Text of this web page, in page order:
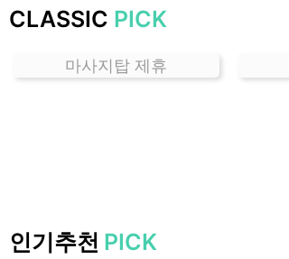
가
격
천
CLASSIC PICK
마사지탑 제휴
인기추천 PICK